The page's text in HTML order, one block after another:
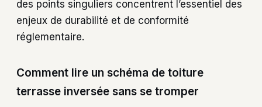
des points singuliers concentrent l’essentiel des
enjeux de durabilité et de conformité
réglementaire.
Comment lire un schéma de toiture
terrasse inversée sans se tromper